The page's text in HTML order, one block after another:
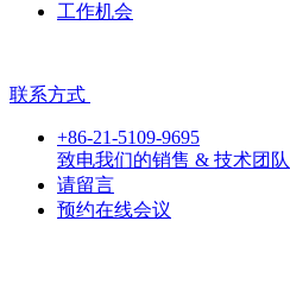
工作机会
联系方式
+86-21-5109-9695
致电我们的销售 & 技术团队
请留言
预约在线会议